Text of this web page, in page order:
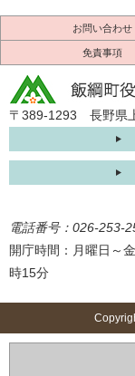
お問い合わせ
免責事項
〒389-1293 長野県
電話番号：026-253-
開庁時間：月曜日～
時15分